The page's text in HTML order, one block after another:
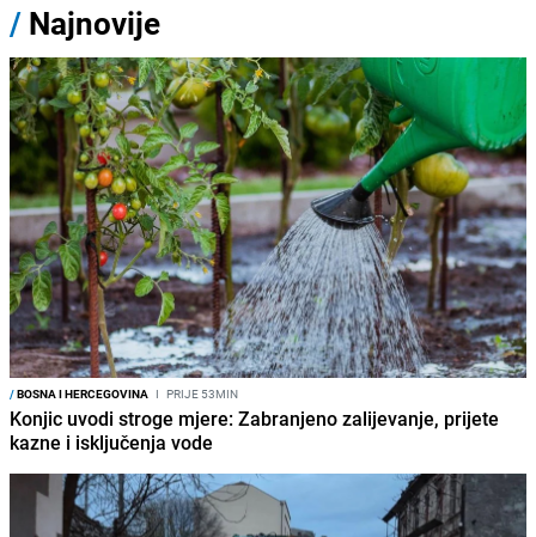
/ Najnovije
/BOSNA I HERCEGOVINA I PRIJE 53MIN
Konjic uvodi stroge mjere: Zabranjeno zalijevanje, prijete
kazne i isključenja vode